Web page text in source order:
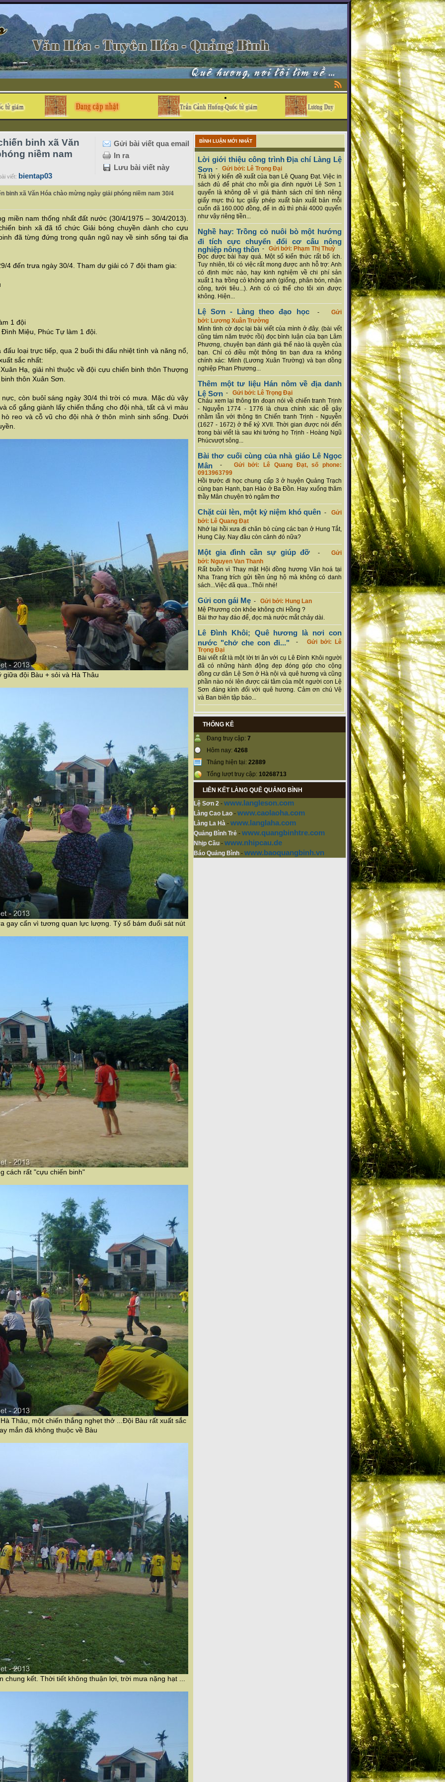
Gửi bài viết qua email
In ra
Lưu bài viết này
binh xã Văn
niềm nam
viết: bientap03
binh xã Văn Hóa chào mừng ngày giải phóng niềm nam 30/4
miền nam thống nhất đất nước (30/4/1975 – 30/4/2013).
binh xã đã tổ chức Giải bóng chuyền dành cho cựu
đã từng đứng trong quân ngũ nay về sinh sống tại địa
4 đến trưa ngày 30/4. Tham dự giải có 7 đội tham gia:
1 đội
Miệu, Phúc Tự làm 1 đội.
loại trực tiếp, qua 2 buổi thi đấu nhiệt tình và năng nổ,
sắc nhất:
Hạ, giải nhì thuộc về đội cựu chiến binh thôn Thượng
thôn Xuân Sơn.
còn buôỉ sáng ngày 30/4 thì trời có mưa. Mặc dù vậy
cố gắng giành lấy chiến thắng cho đội nhà, tất cả vì màu
reo và cỗ vũ cho đội nhà ở thôn mình sinh sống. Dưới
giữa đội Bàu + sỏi và Hà Thâu
gay cấn vì tương quan lực lượng. Tỷ số bám đuổi sát nút
cách rất "cựu chiến binh"
Thâu, một chiến thắng nghẹt thở ...Đội Bàu rất xuất sắc
mắn đã không thuộc về Bàu
kết. Thời tiết không thuận lợi, trời mưa nặng hạt ...
BÌNH LUẬN MỚI NHẤT
Lời giới thiệu công trình Địa chí Làng Lệ
Sơn - Gửi bởi: Lê Trọng Đại
Trả lời ý kiến đề xuất của bạn Lê Quang Đạt. Việc in
sách đủ để phát cho mỗi gia đình người Lệ Sơn 1
quyển là không dễ vì giá thành sách chỉ tính riêng
giấy mực thủ tục giấy phép xuất bản xuất bản mỗi
cuốn đã 160.000 đồng, để in đủ thì phải 4000 quyển
như vậy riêng tiền...
Nghề hay: Trồng cỏ nuôi bò một hướng
đi tích cực chuyển đổi cơ cấu nông
nghiệp nông thôn - Gửi bởi: Phạm Thị Thuỳ
Đọc được bài hay quá. Một số kiến thức rất bổ ích.
Tuy nhiên, tôi có việc rất mong được anh hỗ trợ: Anh
có định mức nào, hay kinh nghiệm về chi phí sản
xuất 1 ha trồng cỏ không anh (giống, phân bón, nhận
công, tưới tiêu...). Anh có có thể cho tôi xin được
không. Hiện...
Lệ Sơn - Làng theo đạo học-Gửi
bởi: Lương Xuân Trường
Mình tình cờ đọc lại bài viết của mình ở đây. (bài vết
cũng tám năm trước rồi) đọc bình luận của bạn Lâm
Phương, chuyện bạn đánh giá thế nào là quyền của
bạn. Chỉ có điều một thông tin bạn đưa ra không
chính xác: Mình (Lương Xuân Trường) và bạn dồng
nghiệp Phan Phương...
Thêm một tư liệu Hán nôm về địa danh
Lệ Sơn - Gửi bởi: Lê Trọng Đại
Cháu xem lại thông tin đoạn nói về chiến tranh Trịnh
- Nguyễn 1774 - 1776 là chưa chính xác dễ gây
nhầm lẫn với thông tin Chiến tranh Trịnh - Nguyễn
(1627 - 1672) ở thế kỷ XVII. Thời gian được nói đến
trong bài viết là sau khi tướng họ Trịnh - Hoàng Ngũ
Phúcvượt sông...
Bài thơ cuối cùng của nhà giáo Lê Ngọc
Mân - Gửi bởi: Lê Quang Đạt, số phone:
0913963799
Hồi trước đi học chung cấp 3 ở huyện Quảng Trạch
cùng bạn Hạnh, bạn Hào ở Ba Đồn. Hay xuống thăm
thầy Mân chuyện trò ngâm thơ
Chặt củi lèn, một kỷ niệm khó quên-Gửi
bởi: Lê Quang Đạt
Nhớ lại hồi xưa đi chăn bò cùng các bạn ở Hung Tắt,
Hung Cày. Nay đâu còn cảnh đó nữa?
Một gia đình cần sự giúp đỡ -Gửi
bởi: Nguyen Van Thanh
Rất buồn vì Thay mặt Hội đồng hương Văn hoá tại
Nha Trang trích gửi tiền ủng hộ mà không có danh
sách...Việc đã qua...Thôi nhé!
Gửi con gái Mẹ - Gửi bởi: Hung Lan
Mệ Phương còn khỏe không chi Hồng ?
Bài thơ hay đáo để, đọc mà nước mắt chảy dài.
Lê Đình Khôi; Quê hương là nơi con
nước "chở che con đi..." - Gửi bởi: Lê
Trọng Đại
Bài viết rất là một lời tri ân với cụ Lê Đình Khôi người
đã có những hành động đẹp đóng góp cho cộng
đồng cư dân Lệ Sơn ở Hà nội và quê hương và cũng
phần nào nói lên được cái tâm của một người con Lệ
Sơn đáng kính đối với quê hương. Cảm ơn chú Vệ
và Ban biên tập báo...
THỐNG KÊ
Đang truy cập: 7
Hôm nay: 4268
Tháng hiện tại: 22889
Tổng lượt truy cập: 10268713
LIÊN KẾT LÀNG QUÊ QUẢNG BÌNH
Lệ Sơn 2 - www.langleson.com
Làng Cao Lao - www.caolaoha.com
Làng La Hà - www.langlaha.com
Quảng Bình Trẻ - www.quangbinhtre.com
Nhịp Cầu - www.nhipcau.de
Báo Quảng Bình - www.baoquangbinh.vn